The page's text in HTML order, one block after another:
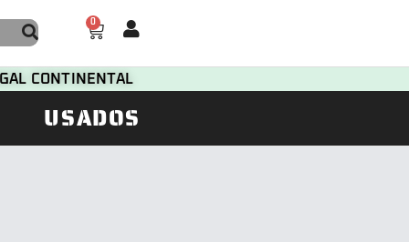
0
CONTINENTAL
USADOS